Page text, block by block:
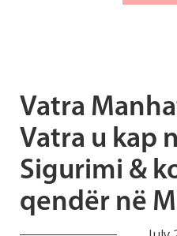
Vatra
Vatra u kap
Sigurimi &
qendër në